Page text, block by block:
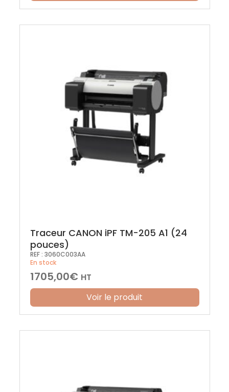
Traceur CANON iPF TM-205 A1 (24
pouces)
REF : 3060C003AA
En stock
1705,00€ HT
Voir le produit